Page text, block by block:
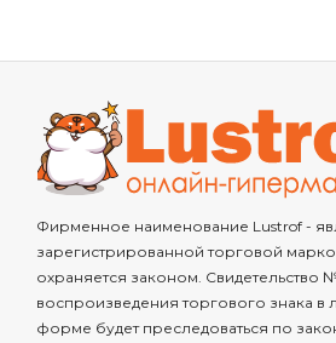
Фирменное наименование Lustrof -
зарегистрированной торговой
охраняется законом. Свидетельство
воспроизведения торгового знака
форме будет преследоваться по